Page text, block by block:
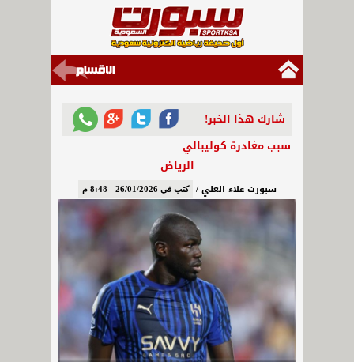
شارك هذا الخبر!
سبب مغادرة كوليبالي
الرياض
سبورت-علاء العلي / كتب في 26/01/2026 - 8:48 م